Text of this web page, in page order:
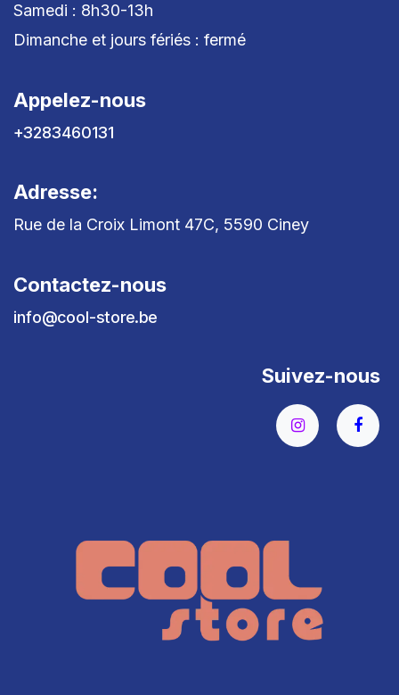
Samedi : 8h30-13h
Dimanche et jours fériés : fermé
Appelez-nous
+3283460131
Adresse:
Rue de la Croix Limont 47C, 5590 Ciney
Contactez-nous
info@cool-store.be
Suivez-nous